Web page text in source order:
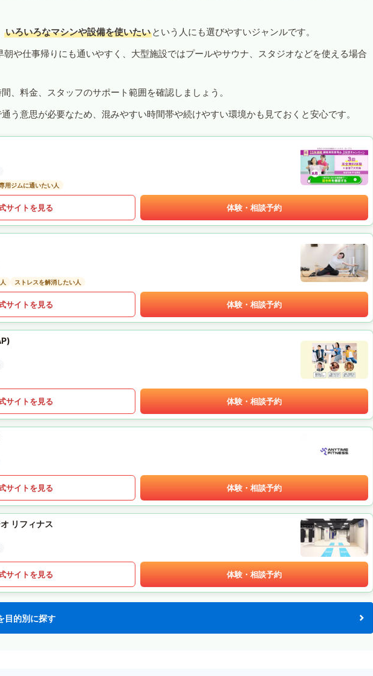
いろいろなマシンや設備を使いたい という人にも選びやすいジャンルです。
や仕事帰りにも通いやすく、大型施設ではプールやサウナ、スタジオなどを使える場合
、料金、スタッフのサポート範囲を確認しましょう。
う意思が必要なため、混みやすい時間帯や続けやすい環境かも見ておくと安心です。
用ジムに通いたい人
サイトを見る 体験・相談予約
ストレスを解消したい人
サイトを見る 体験・相談予約
サイトを見る 体験・相談予約
サイトを見る 体験・相談予約
リフィナス
サイトを見る 体験・相談予約
目的別に探す